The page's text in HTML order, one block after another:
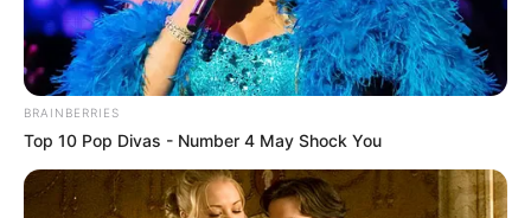
BRAINBERRIES
Top 10 Pop Divas - Number 4 May Shock You